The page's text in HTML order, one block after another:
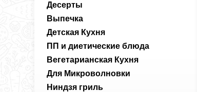
Десерты
Выпечка
Детская Кухня
ПП и диетические блюда
Вегетарианская Кухня
Для Микроволновки
Ниндзя гриль